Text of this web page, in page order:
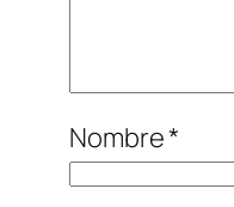
Nombre*